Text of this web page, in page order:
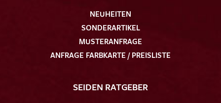
NEUHEITEN
SONDERARTIKEL
MUSTERANFRAGE
ANFRAGE FARBKARTE / PREISLISTE
SEIDEN RATGEBER